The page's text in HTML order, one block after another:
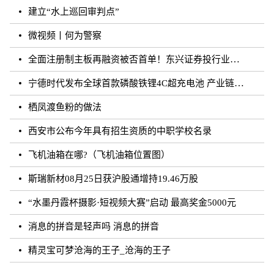
建立“水上巡回审判点”
微视频丨何为警察
全面注册制主板再融资被否首单！东兴证券投行业务再遭打击
宁德时代发布全球首款磷酸铁锂4C超充电池 产业链上市公司相继规划和布局
栖凤渡鱼粉的做法
西安市公布今年具有招生资质的中职学校名录
飞机油箱在哪?（飞机油箱位置图）
斯瑞新材08月25日获沪股通增持19.46万股
“水墨丹霞杯摄影·短视频大赛”启动 最高奖金5000元
消息的拼音是轻声吗 消息的拼音
精灵宝可梦沧海的王子_沧海的王子